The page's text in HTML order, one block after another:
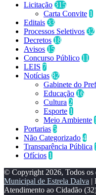
Licitação 315
Carta Convite 1
Editais 33
Processos Seletivos 32
Decretos 18
Avisos 15
Concurso Público 11
LEIS 7
Notícias 82
Gabinete do
Educação 16
Cultura 2
Esporte 1
Meio Ambiente
Portarias 5
Não Categorizado 4
Transparência Pública
Ofícios 1
© Copyright 2026, Todos os
Municipal de Estrela Dalva |
Atendimento ao Cidadão